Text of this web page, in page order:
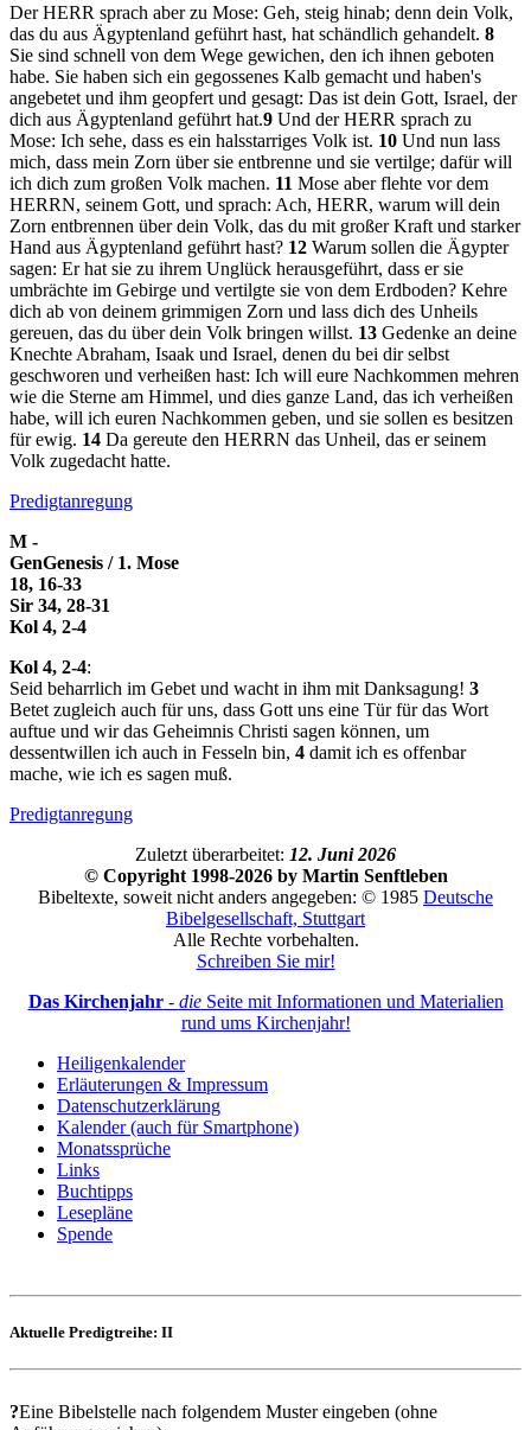
Der HERR sprach aber zu Mose: Geh, steig hinab; denn dein Volk,
das du aus Ägyptenland geführt hast, hat schändlich gehandelt. 8
Sie sind schnell von dem Wege gewichen, den ich ihnen geboten
habe. Sie haben sich ein gegossenes Kalb gemacht und haben's
angebetet und ihm geopfert und gesagt: Das ist dein Gott, Israel, der
dich aus Ägyptenland geführt hat.9 Und der HERR sprach zu
Mose: Ich sehe, dass es ein halsstarriges Volk ist. 10 Und nun lass
mich, dass mein Zorn über sie entbrenne und sie vertilge; dafür will
ich dich zum großen Volk machen. 11 Mose aber flehte vor dem
HERRN, seinem Gott, und sprach: Ach, HERR, warum will dein
Zorn entbrennen über dein Volk, das du mit großer Kraft und starker
Hand aus Ägyptenland geführt hast? 12 Warum sollen die Ägypter
sagen: Er hat sie zu ihrem Unglück herausgeführt, dass er sie
umbrächte im Gebirge und vertilgte sie von dem Erdboden? Kehre
dich ab von deinem grimmigen Zorn und lass dich des Unheils
gereuen, das du über dein Volk bringen willst. 13 Gedenke an deine
Knechte Abraham, Isaak und Israel, denen du bei dir selbst
geschworen und verheißen hast: Ich will eure Nachkommen mehren
wie die Sterne am Himmel, und dies ganze Land, das ich verheißen
habe, will ich euren Nachkommen geben, und sie sollen es besitzen
für ewig. 14 Da gereute den HERRN das Unheil, das er seinem
Volk zugedacht hatte.
Predigtanregung
M -
GenGenesis / 1. Mose
18, 16-33
Sir 34, 28-31
Kol 4, 2-4
Kol 4, 2-4:
Seid beharrlich im Gebet und wacht in ihm mit Danksagung! 3
Betet zugleich auch für uns, dass Gott uns eine Tür für das Wort
auftue und wir das Geheimnis Christi sagen können, um
dessentwillen ich auch in Fesseln bin, 4 damit ich es offenbar
mache, wie ich es sagen muß.
Predigtanregung
Zuletzt überarbeitet: 12. Juni 2026
© Copyright 1998-2026 by Martin Senftleben
Bibeltexte, soweit nicht anders angegeben: © 1985 Deutsche
Bibelgesellschaft, Stuttgart
Alle Rechte vorbehalten.
Schreiben Sie mir!
Das Kirchenjahr- dieSeite mit Informationen und Materialien
rund ums Kirchenjahr!
Heiligenkalender
Erläuterungen & Impressum
Datenschutzerklärung
Kalender (auch für Smartphone)
Monatssprüche
Links
Buchtipps
Lesepläne
Spende
Aktuelle Predigtreihe: II
?Eine Bibelstelle nach folgendem Muster eingeben (ohne